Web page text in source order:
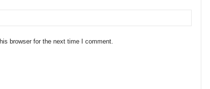
browser for the next time I comment.